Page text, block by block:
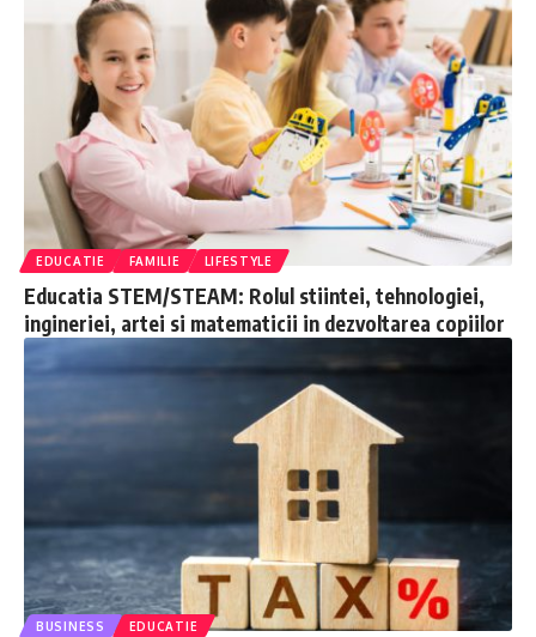
EDUCATIE FAMILIE LIFESTYLE
Educatia STEM/STEAM: Rolul stiintei, tehnologiei,
ingineriei, artei si matematicii in dezvoltarea copiilor
BUSINESS EDUCATIE